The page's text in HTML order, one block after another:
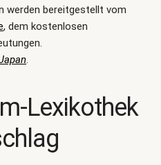
werden bereitgestellt vom
, dem kostenlosen
.
Lexikothek